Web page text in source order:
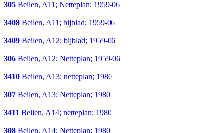
305 Beilen, A11; Netteplan; 1959-06
3408 Beilen, A11; bijblad; 1959-06
3409 Beilen, A12; bijblad; 1959-06
306 Beilen, A12; Netteplan; 1959-06
3410 Beilen, A13; netteplan; 1980
307 Beilen, A13; Netteplan; 1980
3411 Beilen, A14; netteplan; 1980
308 Beilen, A14; Netteplan; 1980